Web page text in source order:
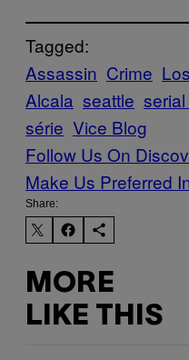
Tagged:
Assassin Crime
Alcala seattle
série Vice Blog
Follow Us On
Make Us Preferred
Share:
MORE
LIKE THIS